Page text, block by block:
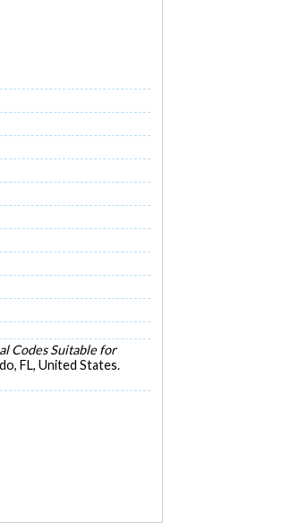
Codes Suitable for
FL, United States.